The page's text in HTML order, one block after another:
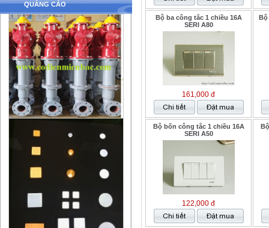
QUẢNG CÁO
Bộ ba công tắc 1 chiều 16A
SERI A80
161,000 đ
Bộ bốn công tắc 1 chiều 16A
SERI A50
122,000 đ